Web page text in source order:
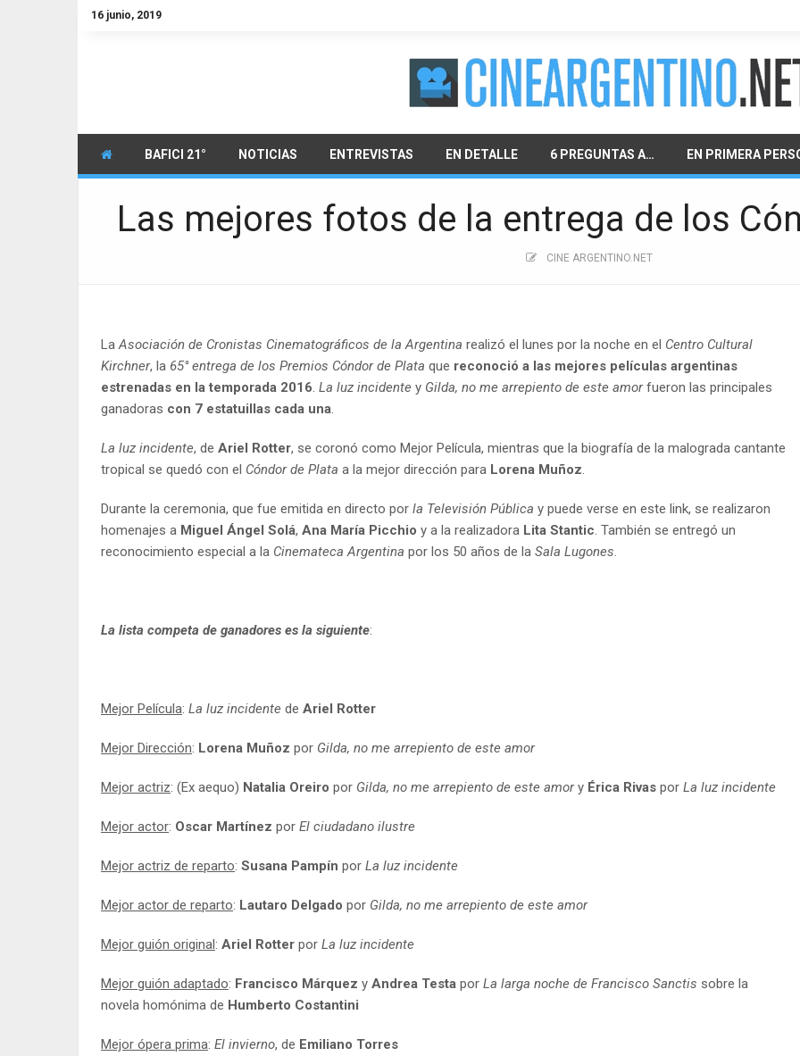
16 junio, 2019
BAFICI 21° NOTICIAS ENTREVISTAS EN DETALLE 6 PREGUNTAS A… EN PRIMERA
Las mejores fotos de la entrega de los
CINE ARGENTINO.NET
LaAsociación de Cronistas Cinematográficos de la Argentina realizó el lunes por la noche en el Centro Cultural
Kirchner, la 65° entrega de los Premios Cóndor de Plata que reconoció a las mejores películas argentinas
estrenadas en la temporada 2016. La luz incidente y Gilda, no me arrepiento de este amorfueron las principales
ganadoras con 7 estatuillas cada una.
La luz incidente, de Ariel Rotter, se coronó como Mejor Película, mientras que la biografía de la malograda cantante
tropical se quedó con el Cóndor de Plata a la mejor dirección para Lorena Muñoz.
Durante la ceremonia, que fue emitida en directo por la Televisión Pública y puede verse en este link, se realizaron
homenajes a Miguel Ángel Solá, Ana María Picchio y a la realizadora Lita Stantic. También se entregó un
reconocimiento especial a la Cinemateca Argentina por los 50 años de la Sala Lugones.
La lista competa de ganadores es la siguiente:
Mejor Película: La luz incidente de Ariel Rotter
Mejor Dirección: Lorena Muñoz por Gilda, no me arrepiento de este amor
Mejor actriz: (Ex aequo) Natalia Oreiro por Gilda, no me arrepiento de este amory Érica Rivas por La luz incidente
Mejor actor: Oscar Martínez por El ciudadano ilustre
Mejor actriz de reparto: Susana Pampín por La luz incidente
Mejor actor de reparto: Lautaro Delgado por Gilda, no me arrepiento de este amor
Mejor guión original: Ariel Rotter por La luz incidente
Mejor guión adaptado: Francisco Márquez y Andrea Testa por La larga noche de Francisco Sanctis sobre la
novela homónima de Humberto Costantini
Mejor ópera prima: El invierno, de Emiliano Torres